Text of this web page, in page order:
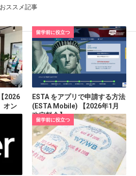
ススメ記事
2026
オン
留学前に役立つ
ESTA をアプリで申請する方法
(ESTA Mobile) 【2026年1月
改定料金】
留学前に役立つ